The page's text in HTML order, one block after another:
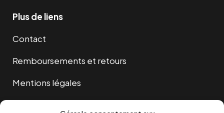
Plus de liens
Contact
Remboursements et retours
Mentions légales